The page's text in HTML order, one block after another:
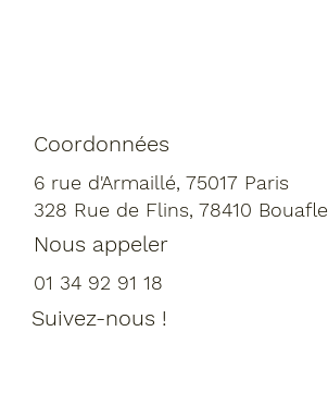
Coordonnées
6 rue d'Armaillé, 75017 Paris
328 Rue de Flins, 78410 Bouafle
Nous appeler
01 34 92 91 18
Suivez-nous !